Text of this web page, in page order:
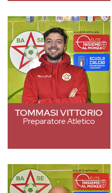
TOMMASI VITTORIO
Preparatore Atletico